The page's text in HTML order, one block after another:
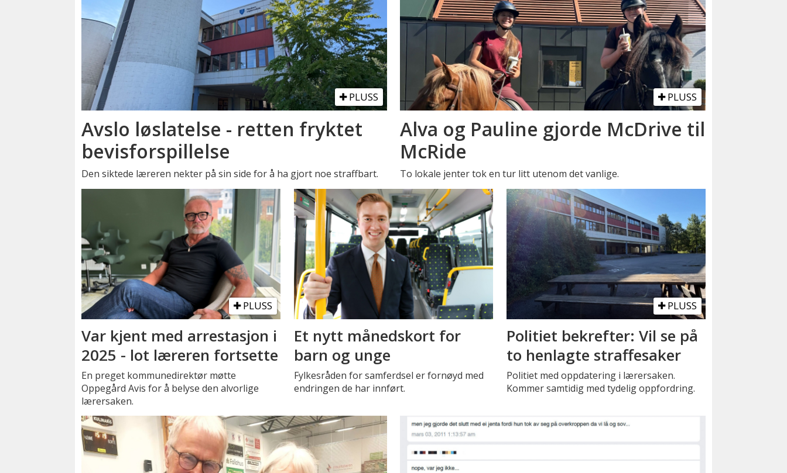
PLUSS
Avslo løslatelse - retten fryktet
bevisforspillelse
Den siktede læreren nekter på sin side for å ha gjort noe straffbart.
PLUSS
Alva og Pauline gjorde McDrive til
McRide
To lokale jenter tok en tur litt utenom det vanlige.
PLUSS
Var kjent med arrestasjon i
2025 - lot læreren fortsette
En preget kommunedirektør møtte
Oppegård Avis for å belyse den alvorlige
lærersaken.
Et nytt månedskort for
barn og unge
Fylkesråden for samferdsel er fornøyd med
endringen de har innført.
PLUSS
Politiet bekrefter: Vil se på
to henlagte straffesaker
Politiet med oppdatering i lærersaken.
Kommer samtidig med tydelig oppfordring.